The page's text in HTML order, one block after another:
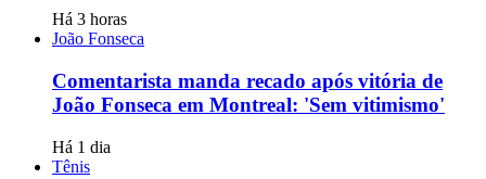
Há 3 horas
João Fonseca
Comentarista manda recado após vitória de
João Fonseca em Montreal: 'Sem vitimismo'
Há 1 dia
Tênis